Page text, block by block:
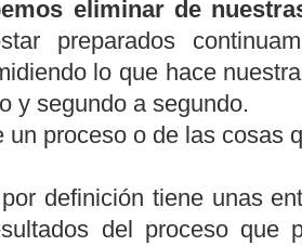
eliminar de
preparados
lo que hace
y segundo a segundo.
un proceso o de las cosas
definición tiene unas
del proceso que